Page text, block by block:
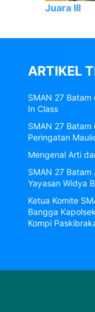
Juara III
ARTIKEL
SMAN 27 Batam
In Class
SMAN 27 Batam
Peringatan
Mengenal Arti
SMAN 27 Batam
Yayasan Widya
Ketua Komite
Bangga
Kompi